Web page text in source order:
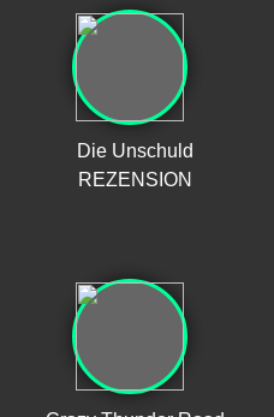
Die Unschuld
REZENSION